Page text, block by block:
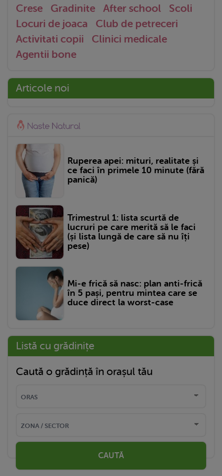
Crese Gradinite After school
Scoli
Locuri de joaca
Club de petreceri
Activitati copii
Clinici medicale
Agentii bone
Articole noi
Ruperea apei: mituri, realitate și
ce faci în primele 10 minute (fără
panică)
Trimestrul 1: lista scurtă de
lucruri pe care merită să le faci
(și lista lungă de care să nu îți
pese)
Mi-e frică să nasc: plan anti-frică
în 5 pași, pentru mintea care se
duce direct la worst-case
Listă cu grădinițe
Caută o grădință în orașul tău
CAUTĂ